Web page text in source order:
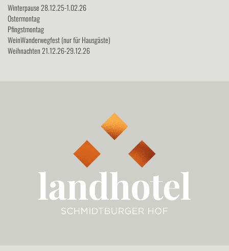
Winterpause 28.12.25-1.02.26
Ostermontag
Pfingstmontag
WeinWanderwegfest (nur für Hausgäste)
Weihnachten 21.12.26-29.12.26